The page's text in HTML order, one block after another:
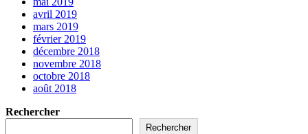
avril 2019
mars 2019
février 2019
décembre 2018
novembre 2018
octobre 2018
août 2018
Rechercher
Rechercher